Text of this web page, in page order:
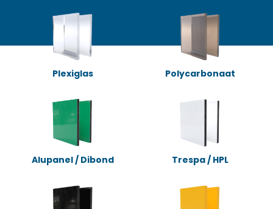
Plexiglas Polycarbonaat
Alupanel / Dibond Trespa / HPL